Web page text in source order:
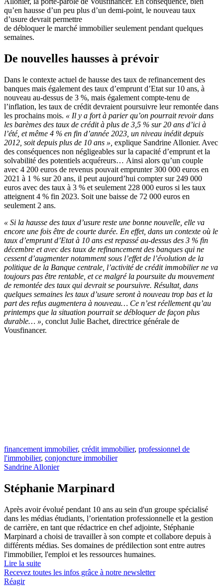
qu’en hausse d’un peu plus d’un demi-point, le nouveau taux
d’usure devrait permettre
de débloquer le marché immobilier seulement pendant quelques
semaines.
De nouvelles hausses à prévoir
Dans le contexte actuel de hausse des taux de refinancement des
banques mais également des taux d’emprunt d’Etat sur 10 ans, à
nouveau au-dessus de 3 %, mais également compte-tenu de
l’inflation, les taux de crédit devraient poursuivre leur remontée dans
les prochains mois. « Il y a fort à parier qu’on pourrait revoir dans
les barèmes des taux de crédit à plus de 3,5 % sur 20 ans d’ici à
l’été, et même 4 % en fin d’année 2023, un niveau inédit depuis
2012, soit depuis plus de 10 ans », explique Sandrine Allonier. Avec
des conséquences non négligeables sur la capacité d’emprunt et la
solvabilité des potentiels acquéreurs… Ainsi alors qu’un couple
avec 4 200 euros de revenus pouvait emprunter 300 000 euros en
2021 à 1 % sur 20 ans, il peut aujourd’hui compter sur 249 000
euros avec des taux à 3 % et seulement 228 000 euros si les taux
atteignent 4 % fin 2023. Soit une baisse de 72 000 euros en
seulement 2 ans.
« Si la hausse des taux d’usure reste une bonne nouvelle, elle va
encore une fois être de courte durée. En effet, dans un contexte où le
taux d’emprunt d’Etat à 10 ans est repassé au-dessus des 3 % fin
décembre et avec des taux de refinancement des banques qui ne
cessent d’augmenter notamment sous l’effet de l’évolution de la
politique de la Banque centrale, l’activité de crédit immobilier ne va
toujours pas être rentable, et ce malgré la poursuite du mouvement
de remontée des taux qui devrait se poursuivre. Résultat, dans
quelques semaines les taux d’usure seront à nouveau trop bas et la
part des refus augmentera à nouveau… Ce n’est réellement qu’au
printemps que la situation pourrait se débloquer de façon plus
durable… », conclut Julie Bachet, directrice générale de
Vousfinancer.
financement immobilier, crédit immobilier, professionnel de
l'immobilier, conjoncture immobilier
Sandrine Allonier
Stéphanie Marpinard
Après avoir évolué pendant 10 ans au sein d'un groupe spécialisé
dans les médias étudiants, l’orientation professionnelle et la gestion
de carrière, en tant que rédactrice en chef adjointe, Stéphanie
Marpinard a choisi de travailler à son compte et collabore depuis à
différents médias. Ses domaines de prédilection sont entre autres
l'immobilier, l'emploi et les ressources humaines.
Lire la suite
Recevez toutes les infos grâce à notre newsletter
Réagir